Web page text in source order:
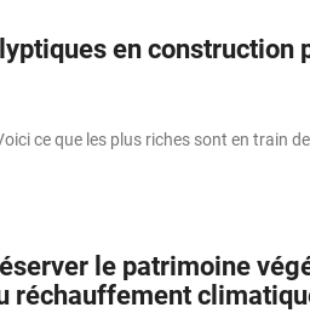
en construction
ce que les plus riches sont en train
le patrimoine
réchauffement